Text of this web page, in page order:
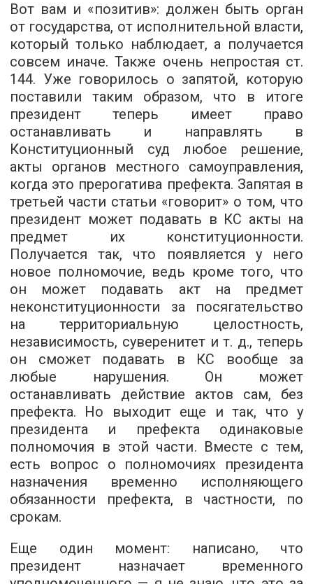
Вот вам и «позитив»: должен быть орган
от государства, от исполнительной власти,
который только наблюдает, а получается
совсем иначе. Также очень непростая ст.
144. Уже говорилось о запятой, которую
поставили таким образом, что в итоге
президент теперь имеет право
останавливать и направлять в
Конституционный суд любое решение,
акты органов местного самоуправления,
когда это прерогатива префекта. Запятая в
третьей части статьи «говорит» о том, что
президент может подавать в КС акты на
предмет их конституционности.
Получается так, что появляется у него
новое полномочие, ведь кроме того, что
он может подавать акт на предмет
неконституционности за посягательство
на территориальную целостность,
независимость, суверенитет и т. д., теперь
он сможет подавать в КС вообще за
любые нарушения. Он может
останавливать действие актов сам, без
префекта. Но выходит еще и так, что у
президента и префекта одинаковые
полномочия в этой части. Вместе с тем,
есть вопрос о полномочиях президента
назначения временно исполняющего
обязанности префекта, в частности, по
срокам.
Еще один момент: написано, что
президент назначает временного